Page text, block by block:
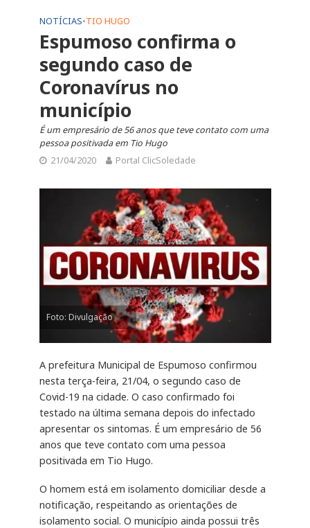
NOTÍCIAS•TIO HUGO
Espumoso confirma o
segundo caso de
Coronavírus no
município
É um empresário de 56 anos que teve contato com uma
pessoa positivada em Tio Hugo
21/04/2020
Portal ClicSoledade
Foto: Divulgação
A prefeitura Municipal de Espumoso confirmou
nesta terça-feira, 21/04, o segundo caso de
Covid-19 na cidade. O caso confirmado foi
testado na última semana depois do infectado
apresentar os sintomas. É um empresário de 56
anos que teve contato com uma pessoa
positivada em Tio Hugo.
O homem está em isolamento domiciliar desde a
notificação, respeitando as orientações de
isolamento social. O município ainda possui três